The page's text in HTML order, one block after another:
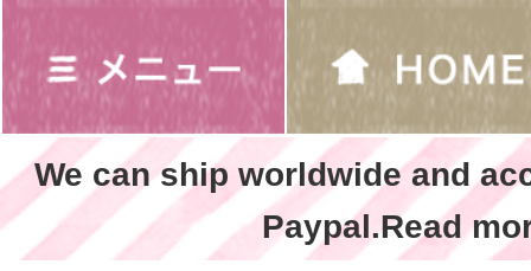
We can ship worldwide and
Paypal.Read